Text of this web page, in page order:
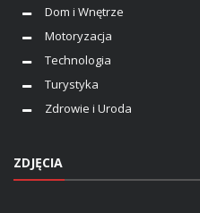
Dom i Wnętrze
Motoryzacja
Technologia
Turystyka
Zdrowie i Uroda
ZDJĘCIA